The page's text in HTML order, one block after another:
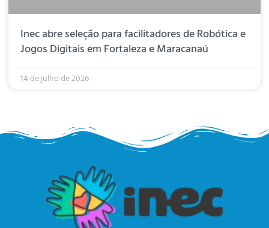
Inec abre seleção para facilitadores de Robótica e
Jogos Digitais em Fortaleza e Maracanaú
14 de julho de 2026